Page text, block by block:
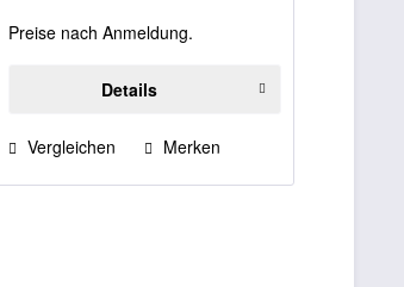
Preise nach Anmeldung.
Details
Vergleichen Merken